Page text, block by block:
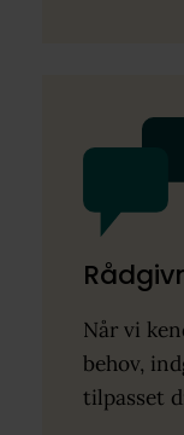
Når vi
behov,
tilpasset